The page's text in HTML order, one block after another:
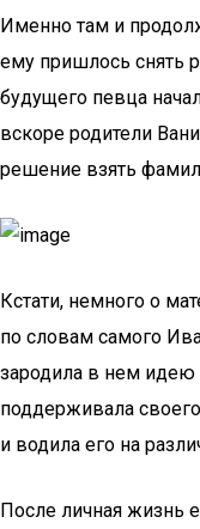
Именно там и
ему пришлось снять
будущего певца
вскоре родители
решение взять
Кстати, немного о
по словам самого
зародила в нем идею
поддерживала
и водила его на
После личная жизнь